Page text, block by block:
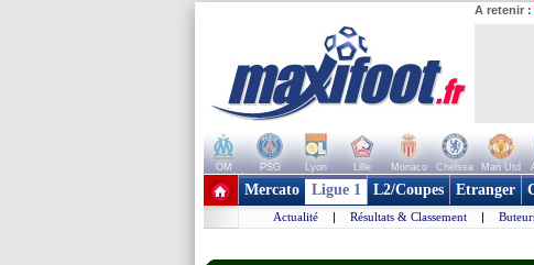
A retenir :
OM PSG Lyon Lille Monaco Chelsea Man Utd
+ de clubs
Mercato Ligue 1 L2/Coupes Etranger
Actualité | Résultats & Classement |